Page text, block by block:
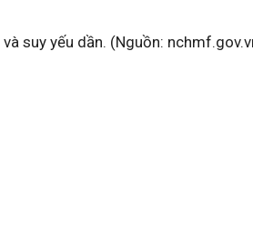
suy yếu dần. (Nguồn: